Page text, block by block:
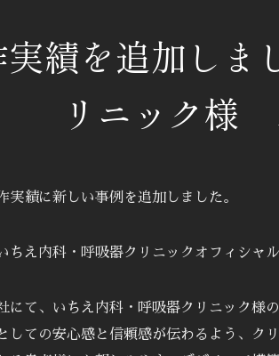
績を追加しま
リニック様
実績に新しい事例を追加しました。
にて、いちえ内科・呼吸器クリニック様
しての安心感と信頼感が伝わるよう、ク